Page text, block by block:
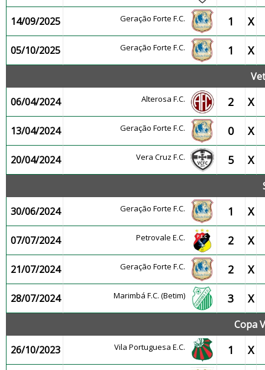
14/09/2025 Geração Forte F.C. 1 X
05/10/2025 Geração Forte F.C. 1 X
06/04/2024
Alterosa F.C. 2 X
13/04/2024 Geração Forte F.C. 0 X
20/04/2024 Vera Cruz F.C. 5 X
30/06/2024
Geração Forte F.C. 1 X
07/07/2024 Petrovale E.C. 2 X
21/07/2024 Geração Forte F.C. 2 X
28/07/2024 Marimbá F.C. (Betim) 3 X
Copa
26/10/2023
Vila Portuguesa E.C. 1 X